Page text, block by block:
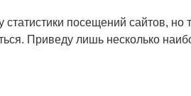
посещений сайтов,
Приведу лишь несколько